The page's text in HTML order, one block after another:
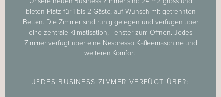
bieten Platz für 1 bis 2 Gäste, auf Wunsch mit getrennten
Betten. Die Zimmer sind ruhig gelegen und verfügen über
eine zentrale Klimatisation, Fenster zum Öffnen. Jedes
Zimmer verfügt über eine Nespresso Kaffeemaschine und
weiteren Komfort.
JEDES BUSINESS ZIMMER VERFÜGT ÜBER: